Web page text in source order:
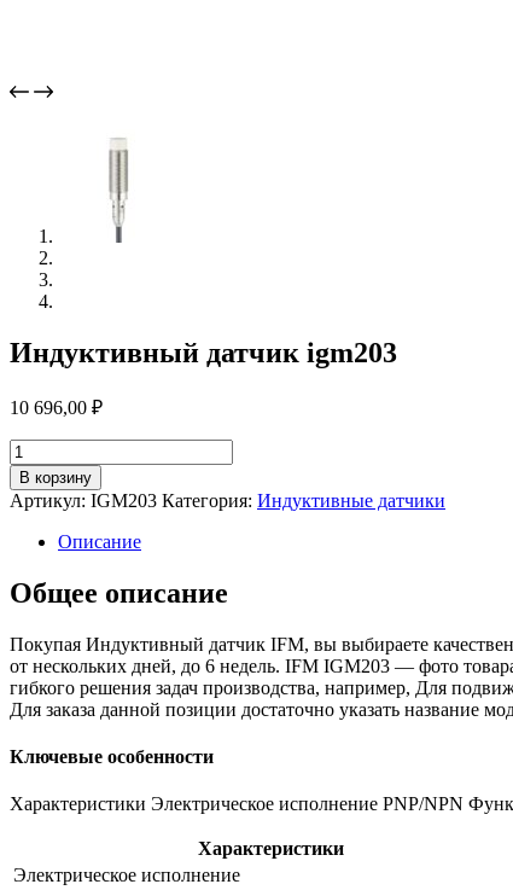
Индуктивный датчик igm203
10 696,00 ₽
Количество
товара
Индуктивный
датчик
igm203
В корзину
Артикул: IGM203 Категория: Индуктивные датчики
Описание
Общее описание
Покупая Индуктивный датчик IFM, вы выбираете
от нескольких дней, до 6 недель. IFM IGM203 — фото
гибкого решения задач производства, например, Для
Для заказа данной позиции достаточно указать название
Ключевые особенности
Характеристики Электрическое исполнение PNP/NPN
Характеристики
Электрическое исполнение